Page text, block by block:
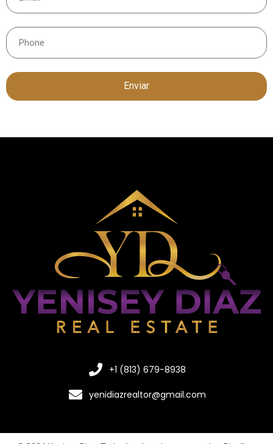
Enviar
+1 (813) 679-8938
yenidiazrealtor@gmail.com